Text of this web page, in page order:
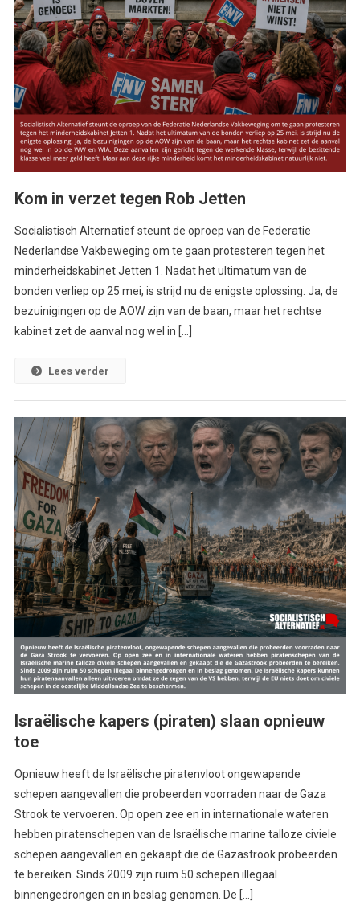
Kom in verzet tegen Rob Jetten
Socialistisch Alternatief steunt de oproep van de Federatie
Nederlandse Vakbeweging om te gaan protesteren tegen het
minderheidskabinet Jetten 1. Nadat het ultimatum van de
bonden verliep op 25 mei, is strijd nu de enigste oplossing. Ja, de
bezuinigingen op de AOW zijn van de baan, maar het rechtse
kabinet zet de aanval nog wel in […]
Lees verder
Israëlische kapers (piraten) slaan opnieuw
toe
Opnieuw heeft de Israëlische piratenvloot ongewapende
schepen aangevallen die probeerden voorraden naar de Gaza
Strook te vervoeren. Op open zee en in internationale wateren
hebben piratenschepen van de Israëlische marine talloze civiele
schepen aangevallen en gekaapt die de Gazastrook probeerden
te bereiken. Sinds 2009 zijn ruim 50 schepen illegaal
binnengedrongen en in beslag genomen. De […]